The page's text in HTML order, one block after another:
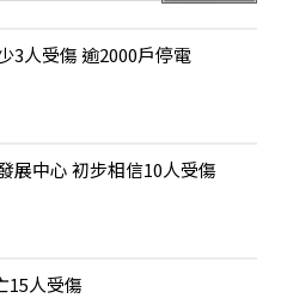
3人受傷 逾2000戶停電
展中心 初步相信10人受傷
15人受傷